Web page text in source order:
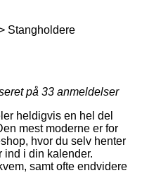
Stangholdere
på 33 anmeldelser
heldigvis en hel del
mest moderne er for
hvor du selv henter
i din kalender.
samt ofte endvidere